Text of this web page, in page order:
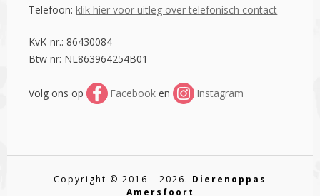
Telefoon:klik hier voor uitleg over telefonisch contact
KvK-nr.: 86430084
Btw nr: NL863964254B01
Volg ons op Facebook en Instagram
Copyright © 2016 - 2026. Dierenoppas
Amersfoort